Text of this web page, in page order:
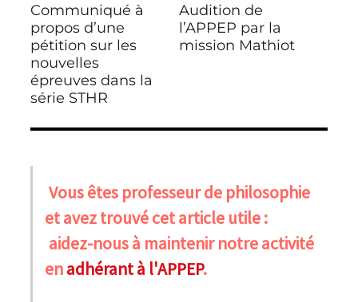
Communiqué à
propos d’une
pétition sur les
nouvelles
épreuves dans la
série STHR
Audition de
l’APPEP par la
mission Mathiot
Vous êtes professeur de philosophie
et avez trouvé cet article utile :
aidez-nous à maintenir notre activité
enadhérant à l'APPEP.